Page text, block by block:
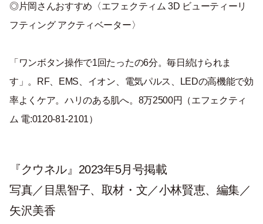
◎片岡さんおすすめ〈エフェクティム 3D ビューティーリ
フティング アクティベーター〉
「ワンボタン操作で1回たったの6分。毎日続けられま
す」。RF、EMS、イオン、電気パルス、LEDの高機能で効
率よくケア。ハリのある肌へ。8万2500円（エフェクティ
ム 電:0120-81-2101）
『クウネル』2023年5月号掲載
写真／目黒智子、取材・文／小林賢恵、編集／
矢沢美香